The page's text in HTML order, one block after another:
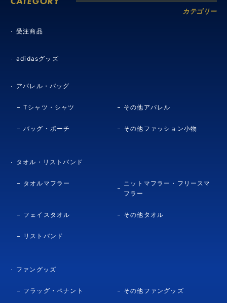
カテゴリー
受注商品
adidasグッズ
アパレル・バッグ
Tシャツ・シャツ その他アパレル
バッグ・ポーチ その他ファッション小物
タオル・リストバンド
タオルマフラー
ニットマフラー・フリースマ
フラー
フェイスタオル その他タオル
リストバンド
ファングッズ
フラッグ・ペナント その他ファングッズ